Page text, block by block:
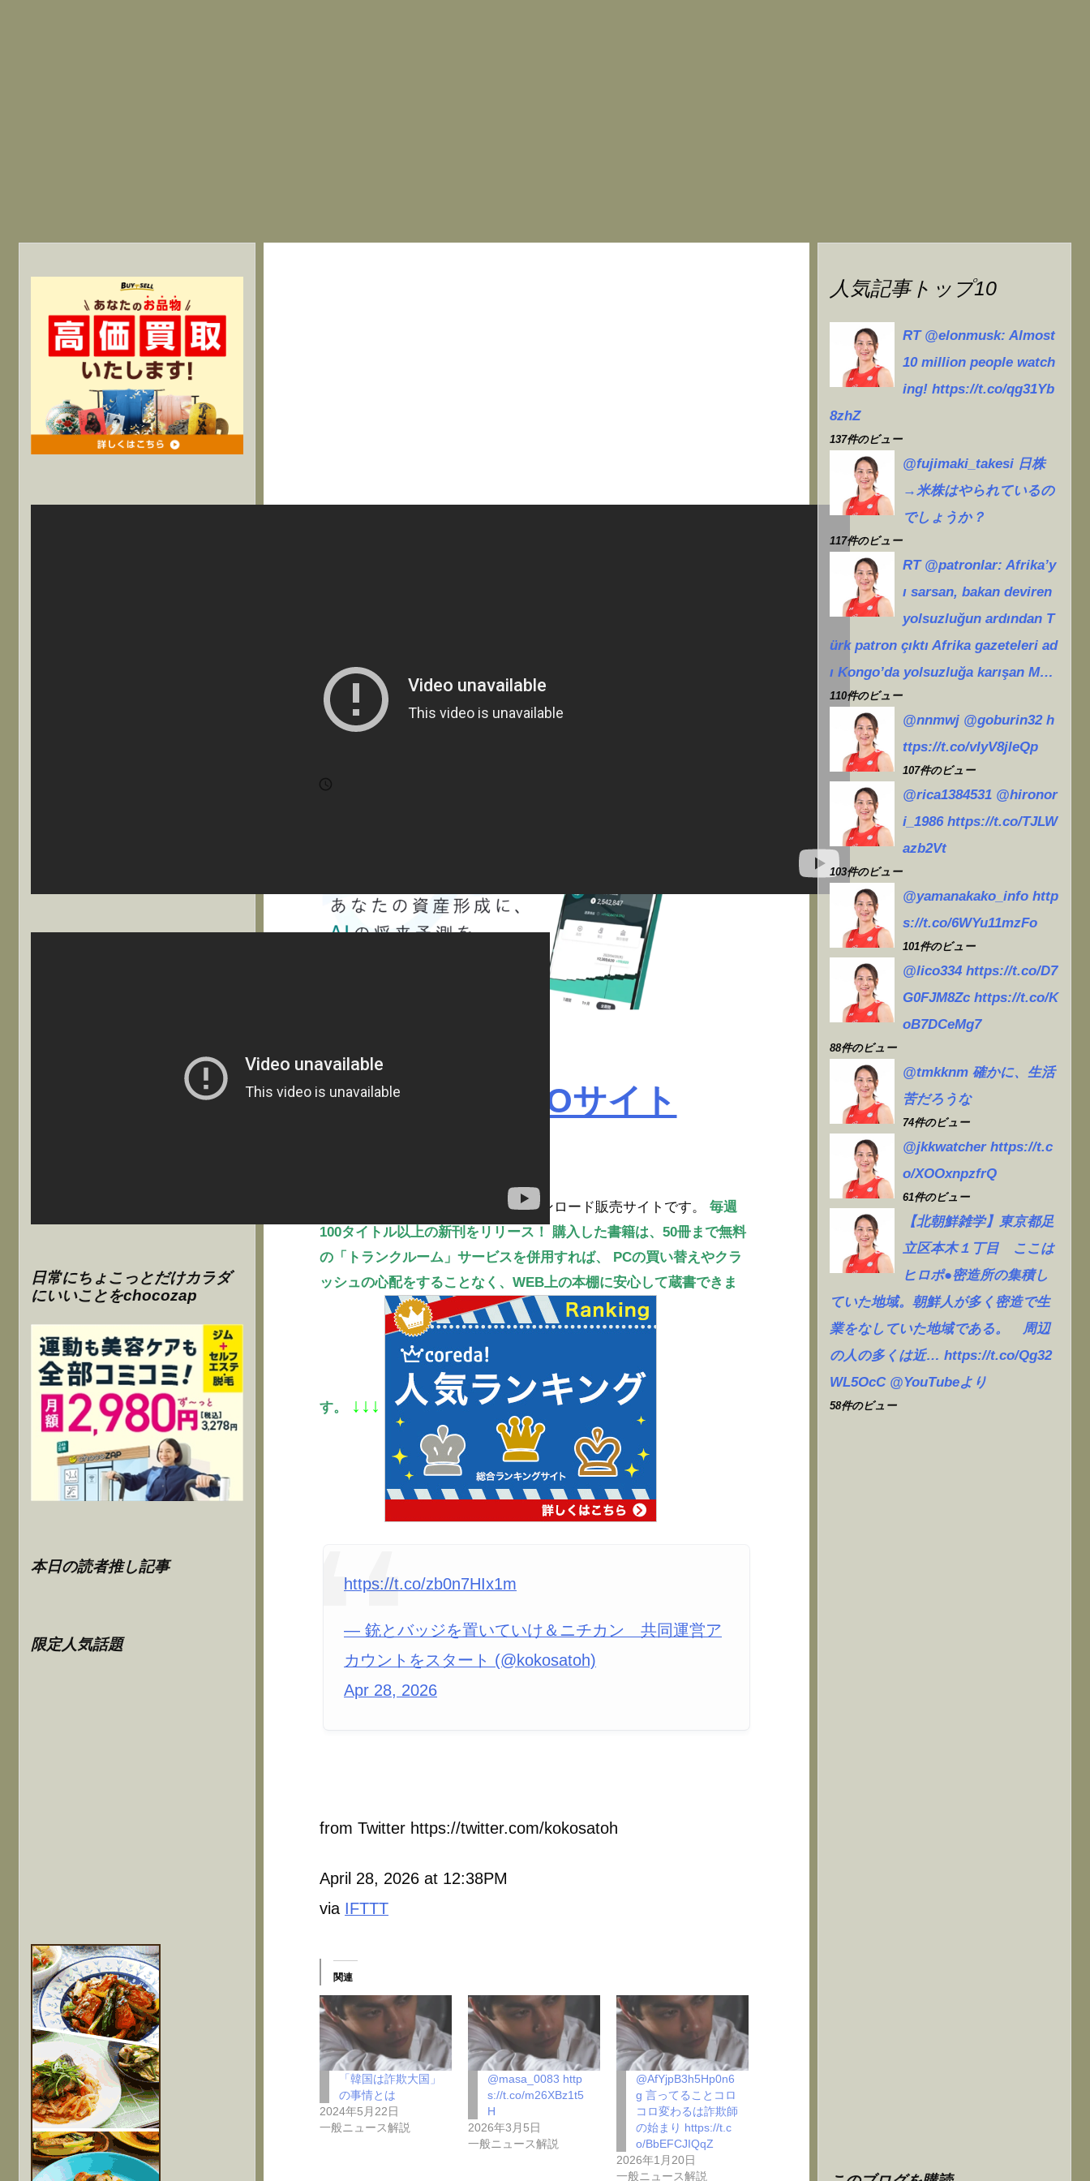
https://t.co/zb0n7HIx1m

ROBOPROサイト
快適に読書ができる電子書籍のダウンロード販売サイトです。 毎週
100タイトル以上の新刊をリリース！
購入した書籍は、50冊まで無料
の「トランクルーム」サービスを併用すれば、
PCの買い替えやクラ
ッシュの心配をすることなく、WEB上の本棚に安心して蔵書できま
す。 ↓↓↓
https://t.co/zb0n7HIx1m
— 銃とバッジを置いていけ＆ニチカン 共同運営ア
カウントをスタート (@kokosatoh)
Apr 28, 2026
from Twitter https://twitter.com/kokosatoh
April 28, 2026 at 12:38PM
via IFTTT
関連
「韓国は詐欺大国」
の事情とは
2024年5月22日
一般ニュース解説
@masa_0083 http
s://t.co/m26XBz1t5
H
2026年3月5日
一般ニュース解説
@AfYjpB3h5Hp0n6
g 言ってることコロ
コロ変わるは詐欺師
の始まり https://t.c
o/BbEFCJIQqZ
2026年1月20日
一般ニュース解説
日常にちょこっとだけカラダ
にいいことをchocozap
本日の読者推し記事
限定人気話題
人気記事トップ10
RT @elonmusk: Almost
10 million people watch
ing! https://t.co/qg31Yb
8zhZ
137件のビュー
@fujimaki_takesi 日株
→米株はやられているの
でしょうか？
117件のビュー
RT @patronlar: Afrika’y
ı sarsan, bakan deviren
yolsuzluğun ardından T
ürk patron çıktı Afrika gazeteleri ad
ı Kongo’da yolsuzluğa karışan M…
110件のビュー
@nnmwj @goburin32 h
ttps://t.co/vIyV8jleQp
107件のビュー
@rica1384531 @hironor
i_1986 https://t.co/TJLW
azb2Vt
103件のビュー
@yamanakako_info http
s://t.co/6WYu11mzFo
101件のビュー
@lico334 https://t.co/D7
G0FJM8Zc https://t.co/K
oB7DCeMg7
88件のビュー
@tmkknm 確かに、生活
苦だろうな
74件のビュー
@jkkwatcher https://t.c
o/XOOxnpzfrQ
61件のビュー
【北朝鮮雑学】東京都足
立区本木１丁目 ここは
ヒロポ●密造所の集積し
ていた地域。朝鮮人が多く密造で生
業をなしていた地域である。 周辺
の人の多くは近… https://t.co/Qg32
WL5OcC @YouTubeより
58件のビュー